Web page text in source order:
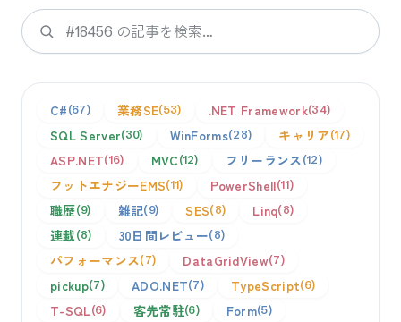
検索
C# 67 業務SE 53 .NET Framework 34
SQL Server 30 WinForms 28 キャリア 17
ASP.NET 16 MVC 12 フリーランス 12
フットエナジーEMS 11 PowerShell 11
職歴 9 雑記 9 SES 8 Linq 8
連載 8 30日間レビュー 8
パフォーマンス 7 DataGridView 7
pickup 7 ADO.NET 7 TypeScript 6
T-SQL 6 客先常駐 6 Form 5